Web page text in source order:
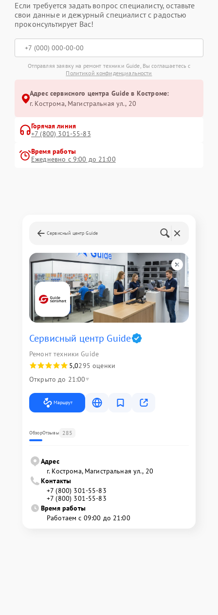
Если требуется задать вопрос специалисту, оставьте
свои данные и дежурный специалист с радостью
проконсультирует Вас!
Отправляя заявку на ремонт техники Guide, Вы соглашаетесь с
Политикой конфиденциальности
Адрес сервисного центра Guide в Костроме:
г. Кострома, Магистральная ул., 20
Горячая линия
+7 (800) 301-55-83
Время работы
Ежедневно с 9:00 до 21:00
Сервисный центр Guide
Сервисный центр Guide
Ремонт техники Guide
5,0295 оценки
Открыто до 21:00
Маршрут
ОбзорОтзывы 285
Адрес
г. Кострома, Магистральная ул., 20
Контакты
+7 (800) 301-55-83
+7 (800) 301-55-83
Время работы
Работаем с 09:00 до 21:00